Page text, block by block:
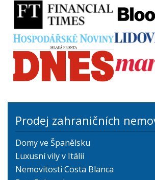
Prodej zahraničních
Domy ve Španělsku
Luxusní vily v Itálii
Nemovitosti Costa Blanca